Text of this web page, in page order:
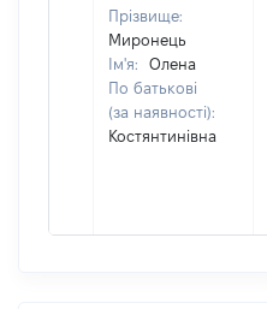
Прізвище:
Миронець
Ім'я:
Олена
По батькові
(за наявності):
Костянтинівна